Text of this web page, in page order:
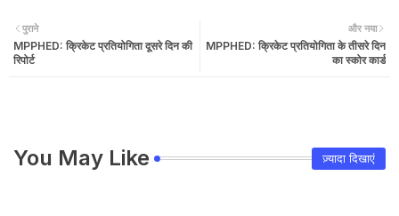
और नया
MPPHED: क्रिकेट प्रतियोगिता के तीसरे दिन
का स्कोर कार्ड
पुराने
MPPHED: क्रिकेट प्रतियोगिता दूसरे दिन की
रिपोर्ट
You May Like ज़्यादा दिखाएं